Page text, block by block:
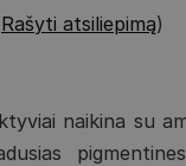
Rašyti atsiliepimą)
naikina su